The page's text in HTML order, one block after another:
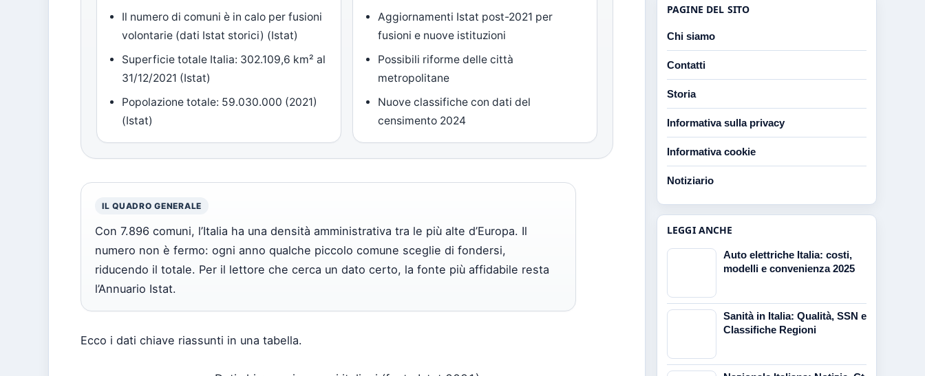
Il numero di comuni è in calo per fusioni
volontarie (dati Istat storici) (Istat)
Superficie totale Italia: 302.109,6 km² al
31/12/2021 (Istat)
Popolazione totale: 59.030.000 (2021)
(Istat)
Aggiornamenti Istat post-2021 per
fusioni e nuove istituzioni
Possibili riforme delle città
metropolitane
Nuove classifiche con dati del
censimento 2024
IL QUADRO GENERALE
Con 7.896 comuni, l’Italia ha una densità amministrativa tra le più alte d’Europa. Il
numero non è fermo: ogni anno qualche piccolo comune sceglie di fondersi,
riducendo il totale. Per il lettore che cerca un dato certo, la fonte più affidabile resta
l’Annuario Istat.
Ecco i dati chiave riassunti in una tabella.
PAGINE DEL SITO
Chi siamo
Contatti
Storia
Informativa sulla privacy
Informativa cookie
Notiziario
LEGGI ANCHE
Auto elettriche Italia: costi,
modelli e convenienza 2025
Sanità in Italia: Qualità, SSN e
Classifiche Regioni